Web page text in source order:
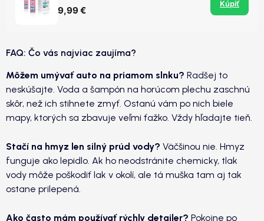
9,99 €
Kúpiť
FAQ: Čo vás najviac zaujíma?
Môžem umývať auto na priamom slnku? Radšej to
neskúšajte. Voda a šampón na horúcom plechu zaschnú
skôr, než ich stihnete zmyť. Ostanú vám po nich biele
mapy, ktorých sa zbavuje veľmi ťažko. Vždy hľadajte tieň.
Stačí na hmyz len silný prúd vody? Väčšinou nie. Hmyz
funguje ako lepidlo. Ak ho neodstránite chemicky, tlak
vody môže poškodiť lak v okolí, ale tá muška tam aj tak
ostane prilepená.
Ako často mám používať rýchly detailer? Pokojne po